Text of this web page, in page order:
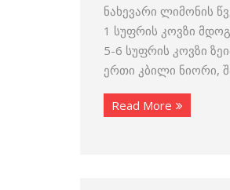
ნახევარი ლიმონის
1 სუფრის კოვზი
5-6 სუფრის კოვზი
ერთი კბილი ნიორი,
Read More